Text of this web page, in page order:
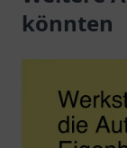
könnten